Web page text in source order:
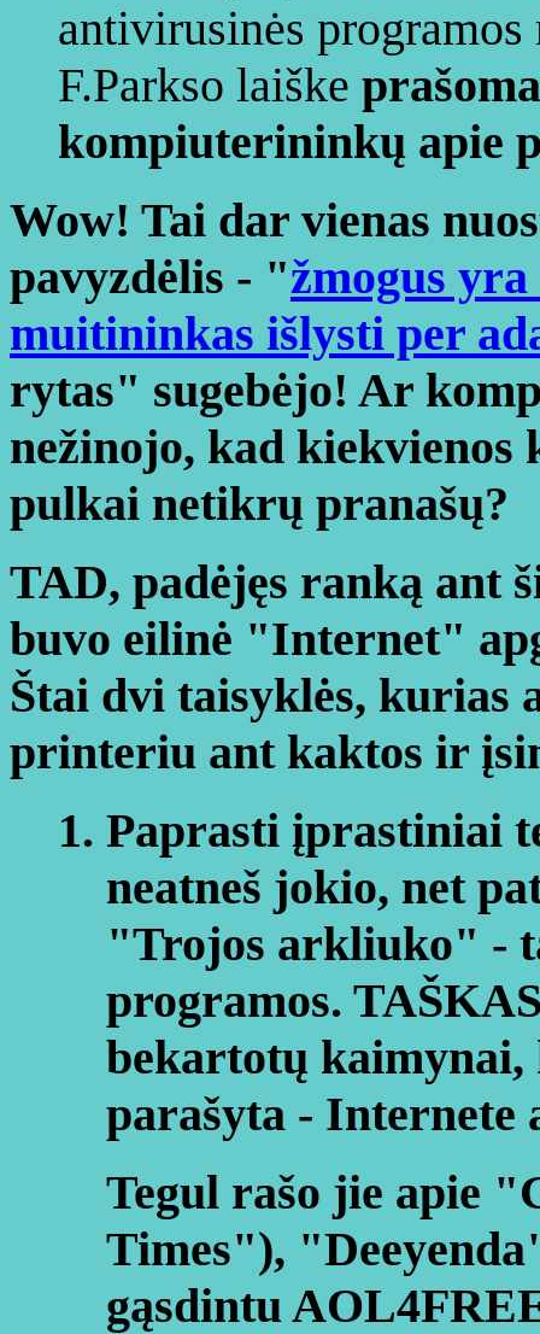
antivirusinės
F.Parkso laiške
kompiuterininkų apie
Wow! Tai dar vienas
pavyzdėlis - "žmogus yra
muitininkas išlysti per
rytas" sugebėjo! Ar
nežinojo, kad kiekvienos
pulkai netikrų pranašų?
TAD, padėjęs ranką ant
buvo eilinė "Internet"
Štai dvi taisyklės, kurias
printeriu ant kaktos ir
Paprasti įprastiniai
neatneš jokio, net
"Trojos arkliuko" -
programos.
bekartotų kaimynai,
parašyta - Internete
Tegul rašo jie apie
Times"),
gąsdintu